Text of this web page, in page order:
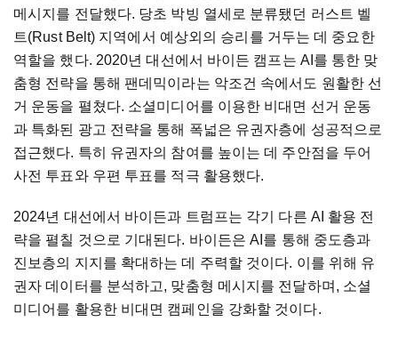
메시지를 전달했다. 당초 박빙 열세로 분류됐던 러스트 벨
트(Rust Belt) 지역에서 예상외의 승리를 거두는 데 중요한
역할을 했다. 2020년 대선에서 바이든 캠프는 AI를 통한 맞
춤형 전략을 통해 팬데믹이라는 악조건 속에서도 원활한 선
거 운동을 펼쳤다. 소셜미디어를 이용한 비대면 선거 운동
과 특화된 광고 전략을 통해 폭넓은 유권자층에 성공적으로
접근했다. 특히 유권자의 참여를 높이는 데 주안점을 두어
사전 투표와 우편 투표를 적극 활용했다.
2024년 대선에서 바이든과 트럼프는 각기 다른 AI 활용 전
략을 펼칠 것으로 기대된다. 바이든은 AI를 통해 중도층과
진보층의 지지를 확대하는 데 주력할 것이다. 이를 위해 유
권자 데이터를 분석하고, 맞춤형 메시지를 전달하며, 소셜
미디어를 활용한 비대면 캠페인을 강화할 것이다.